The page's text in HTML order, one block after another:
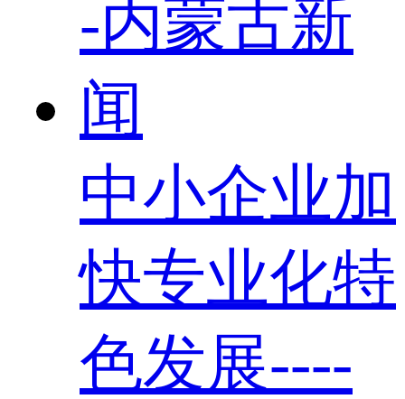
中小企业加
快专业化特
色发展----